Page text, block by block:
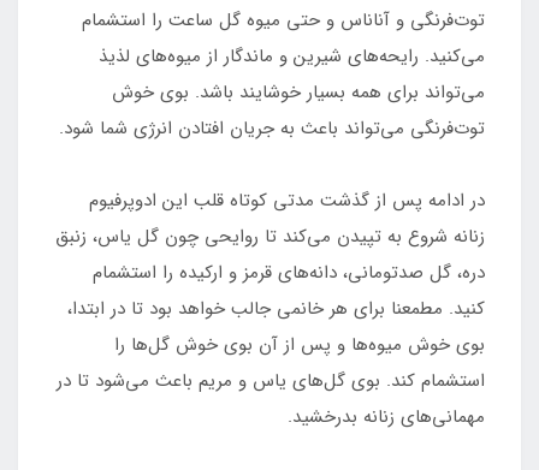
توت‌فرنگی و آناناس و حتی میوه گل ساعت را استشمام
می‌کنید. رایحه‌های شیرین و ماندگار از میوه‌های لذیذ
می‌تواند برای همه بسیار خوشایند باشد. بوی خوش
توت‌فرنگی می‌تواند باعث به جریان‌ افتادن انرژی شما شود.
در ادامه پس از گذشت مدتی کوتاه قلب این ادوپرفیوم
زنانه شروع به تپیدن می‌کند تا روایحی چون گل یاس، زنبق
دره، گل صدتومانی، دانه‌های قرمز و ارکیده را استشمام
کنید. مطمعنا برای هر خانمی جالب خواهد بود تا در ابتدا،
بوی خوش میوه‌ها و پس از آن بوی خوش گل‌ها را
استشمام کند. بوی گل‌های یاس و مریم باعث می‌شود تا در
مهمانی‌های زنانه بدرخشید.